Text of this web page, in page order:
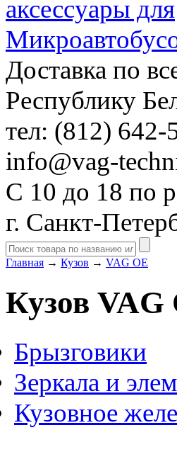
Доставка по
Республику
тел: (812) 642-
info@vag-
С 10 до 18 по
г. Санкт-
Главная → Кузов → VAG OE
Кузов VAG
Брызговики
Зеркала и
Кузовное